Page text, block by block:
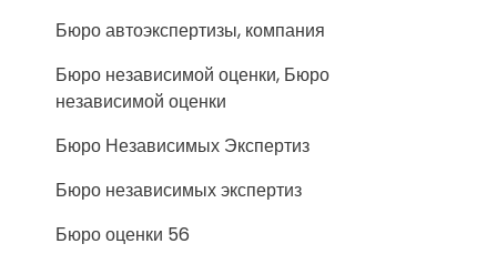
Бюро автоэкспертизы, компания
Бюро независимой оценки, Бюро
независимой оценки
Бюро Независимых Экспертиз
Бюро независимых экспертиз
Бюро оценки 56